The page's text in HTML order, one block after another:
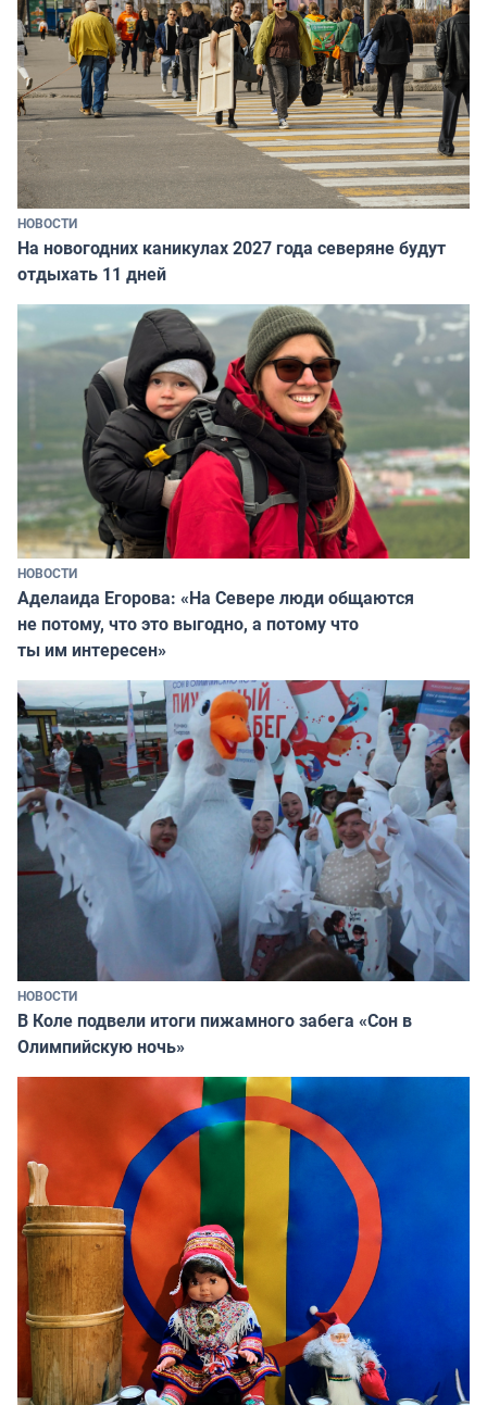
НОВОСТИ
На новогодних каникулах 2027 года северяне будут
отдыхать 11 дней
НОВОСТИ
Аделаида Егорова: «На Севере люди общаются
не потому, что это выгодно, а потому что
ты им интересен»
НОВОСТИ
В Коле подвели итоги пижамного забега «Сон в
Олимпийскую ночь»